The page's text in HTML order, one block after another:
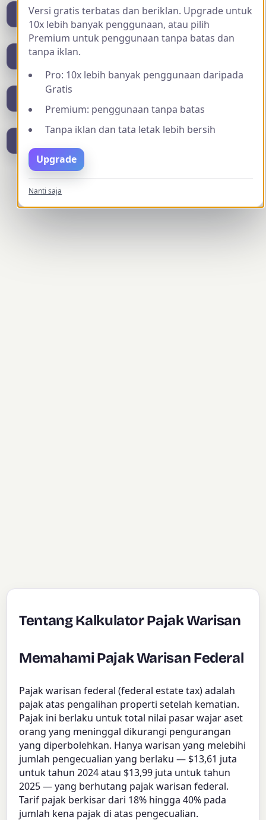
Versi gratis terbatas dan beriklan. Upgrade untuk
10x lebih banyak penggunaan, atau pilih
Premium untuk penggunaan tanpa batas dan
tanpa iklan.
Pro: 10x lebih banyak penggunaan daripada
Gratis
Premium: penggunaan tanpa batas
Tanpa iklan dan tata letak lebih bersih
Upgrade
Nanti saja
Bagikan inialat
mengirim umpan balik
✨
Ingin lebih cepat &
tanpa iklan?
Tentang Kalkulator Pajak Warisan
Memahami Pajak Warisan Federal
Pajak warisan federal (federal estate tax) adalah
pajak atas pengalihan properti setelah kematian.
Pajak ini berlaku untuk total nilai pasar wajar aset
orang yang meninggal dikurangi pengurangan
yang diperbolehkan. Hanya warisan yang melebihi
jumlah pengecualian yang berlaku — $13,61 juta
untuk tahun 2024 atau $13,99 juta untuk tahun
2025 — yang berhutang pajak warisan federal.
Tarif pajak berkisar dari 18% hingga 40% pada
jumlah kena pajak di atas pengecualian.